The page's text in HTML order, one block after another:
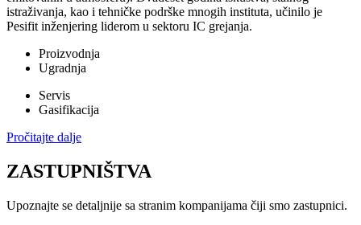
istraživanja, kao i tehničke podrške mnogih instituta, učinilo je
Pesifit inženjering liderom u sektoru IC grejanja.
Proizvodnja
Ugradnja
Servis
Gasifikacija
Pročitajte dalje
ZASTUPNIŠTVA
Upoznajte se detaljnije sa stranim kompanijama čiji smo zastupnici.